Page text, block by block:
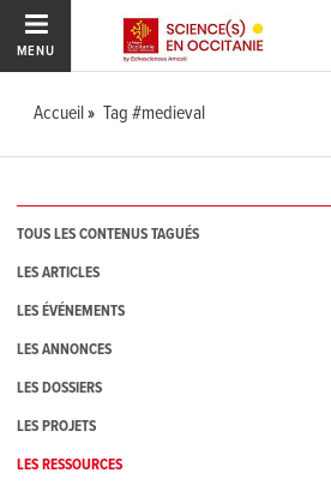
MENU
Accueil Tag #medieval
TOUS LES CONTENUS TAGUÉS
LES ARTICLES
LES ÉVÉNEMENTS
LES ANNONCES
LES DOSSIERS
LES PROJETS
LES RESSOURCES